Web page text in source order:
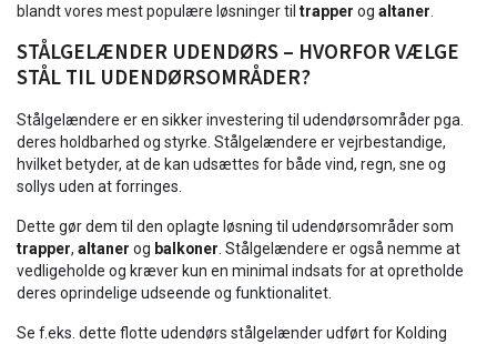
blandt vores mest populære løsninger til trapper og altaner
STÅLGELÆNDER UDENDØRS – HVORFOR VÆLGE
STÅL TIL UDENDØRSOMRÅDER?
Stålgelændere er en sikker investering til udendørsområder pga.
deres holdbarhed og styrke. Stålgelændere er vejrbestandige,
hvilket betyder, at de kan udsættes for både vind, regn, sne og
sollys uden at forringes.
Dette gør dem til den oplagte løsning til udendørsområder som
trapper, altaner og balkoner . Stålgelændere er også nemme at
vedligeholde og kræver kun en minimal indsats for at opretholde
deres oprindelige udseende og funktionalitet.
Se f.eks. dette flotte udendørs stålgelænder udført for Kolding